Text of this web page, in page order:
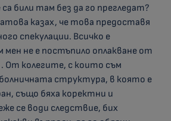
били там без да го прегледат?
казах, че това предоставя
спекулации. Всичко е
мен не е постъпило оплакване от
колегите, с които съм
структура, в която е
също бяха коректни и
се води следствие, бих